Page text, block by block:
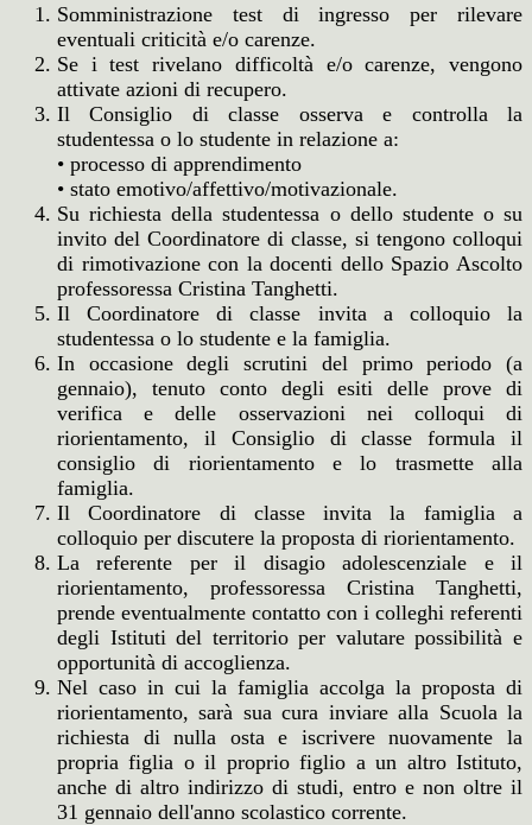
Somministrazione test di ingresso per rilevare
eventuali criticità e/o carenze.
Se i test rivelano difficoltà e/o carenze, vengono
attivate azioni di recupero.
Il Consiglio di classe osserva e controlla la
studentessa o lo studente in relazione a:
• processo di apprendimento
• stato emotivo/affettivo/motivazionale.
Su richiesta della studentessa o dello studente o su
invito del Coordinatore di classe, si tengono colloqui
di rimotivazione con la docenti dello Spazio Ascolto
professoressa Cristina Tanghetti.
Il Coordinatore di classe invita a colloquio la
studentessa o lo studente e la famiglia.
In occasione degli scrutini del primo periodo (a
gennaio), tenuto conto degli esiti delle prove di
verifica e delle osservazioni nei colloqui di
riorientamento, il Consiglio di classe formula il
consiglio di riorientamento e lo trasmette alla
famiglia.
Il Coordinatore di classe invita la famiglia a
colloquio per discutere la proposta di riorientamento.
La referente per il disagio adolescenziale e il
riorientamento, professoressa Cristina Tanghetti,
prende eventualmente contatto con i colleghi referenti
degli Istituti del territorio per valutare possibilità e
opportunità di accoglienza.
Nel caso in cui la famiglia accolga la proposta di
riorientamento, sarà sua cura inviare alla Scuola la
richiesta di nulla osta e iscrivere nuovamente la
propria figlia o il proprio figlio a un altro Istituto,
anche di altro indirizzo di studi, entro e non oltre il
31 gennaio dell'anno scolastico corrente.